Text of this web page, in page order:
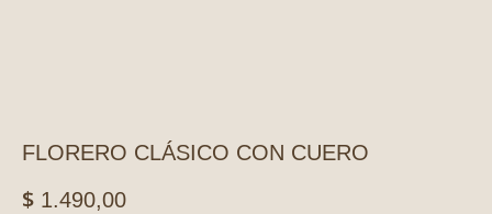
FLORERO CLÁSICO CON CUERO
$ 1.490,00